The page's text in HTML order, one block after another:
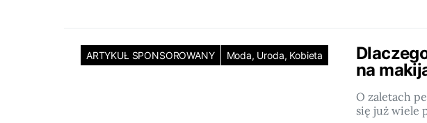
ARTYKUŁ SPONSOROWANY Moda, Uroda, Kobieta
na
O zaletach
się już wiele